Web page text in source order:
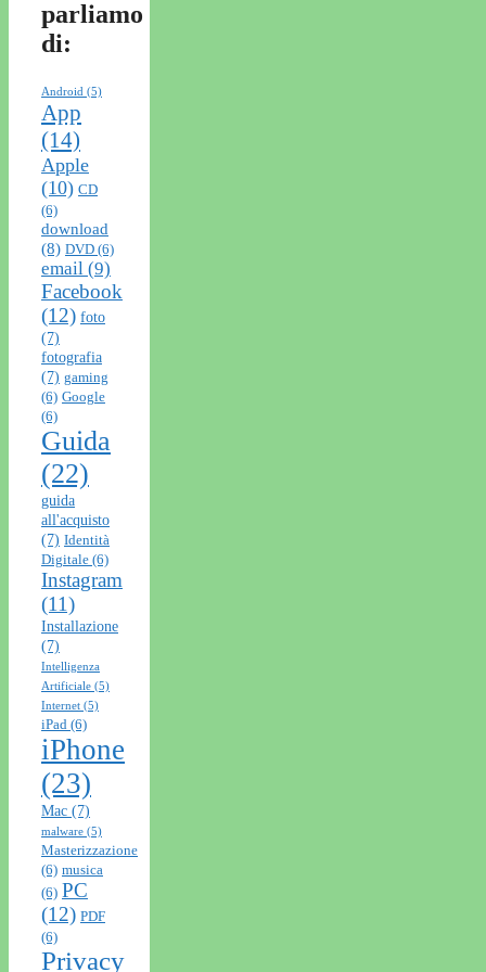
parliamo
di:
Android (5)
App
(14)
Apple
(10) CD
(6)
download
(8) DVD (6)
email (9)
Facebook
(12) foto
(7)
fotografia
(7) gaming
(6) Google
(6)
Guida
(22)
guida
all'acquisto
(7) Identità
Digitale (6)
Instagram
(11)
Installazione
(7)
Intelligenza
Artificiale (5)
Internet (5)
iPad (6)
iPhone
(23)
Mac (7)
malware (5)
Masterizzazione
(6) musica
(6) PC
(12) PDF
(6)
Privacy